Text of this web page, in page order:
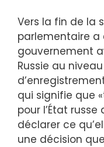
Vers la fin de la
parlementaire a
gouvernement
Russie au
qui signifie que
pour l’État
déclarer ce
une décision